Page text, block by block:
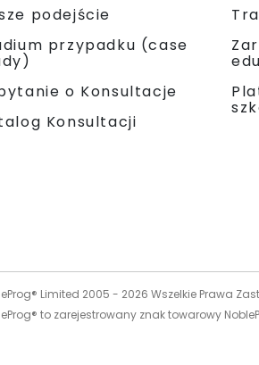
podejście
przypadku (case
o Konsultacje
Konsultacji
Limited 2005 - 2026 Wszelkie Prawa
to zarejestrowany znak towarowy